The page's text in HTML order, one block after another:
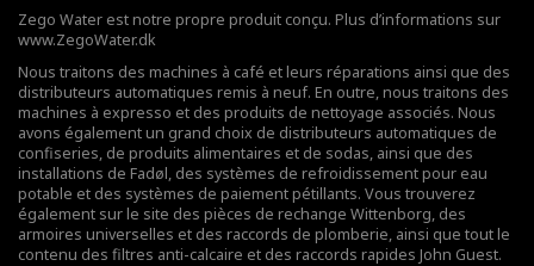
Zego Water est notre propre produit conçu. Plus d’informations sur
www.ZegoWater.dk
Nous traitons des machines à café et leurs réparations ainsi que des
distributeurs automatiques remis à neuf. En outre, nous traitons des
machines à expresso et des produits de nettoyage associés. Nous
avons également un grand choix de distributeurs automatiques de
confiseries, de produits alimentaires et de sodas, ainsi que des
installations de Fadøl, des systèmes de refroidissement pour eau
potable et des systèmes de paiement pétillants. Vous trouverez
également sur le site des pièces de rechange Wittenborg, des
armoires universelles et des raccords de plomberie, ainsi que tout le
contenu des filtres anti-calcaire et des raccords rapides John Guest.